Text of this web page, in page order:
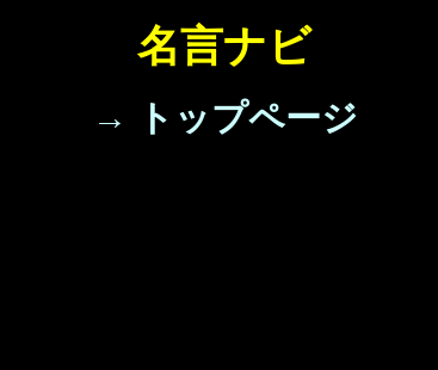
名言ナビ
→ トップページ